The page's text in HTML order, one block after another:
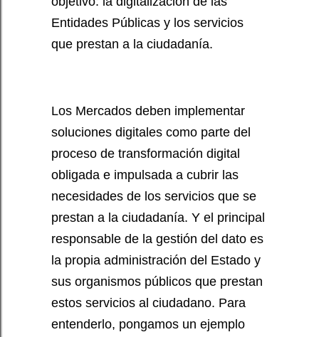
Entidades Públicas y los servicios
que prestan a la ciudadanía.
Los Mercados deben implementar
soluciones digitales como parte del
proceso de transformación digital
obligada e impulsada a cubrir las
necesidades de los servicios que se
prestan a la ciudadanía. Y el principal
responsable de la gestión del dato es
la propia administración del Estado y
sus organismos públicos que prestan
estos servicios al ciudadano. Para
entenderlo, pongamos un ejemplo